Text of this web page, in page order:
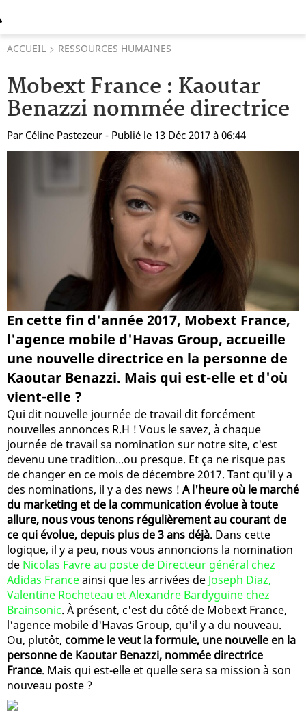
ACCUEIL RESSOURCES HUMAINES
Mobext France : Kaoutar
Benazzi nommée directrice
Par Céline Pastezeur - Publié le 13 Déc 2017 à 06:44
En cette fin d'année 2017, Mobext France,
l'agence mobile d'Havas Group, accueille
une nouvelle directrice en la personne de
Kaoutar Benazzi. Mais qui est-elle et d'où
vient-elle ?
Qui dit nouvelle journée de travail dit forcément
nouvelles annonces R.H ! Vous le savez, à chaque
journée de travail sa nomination sur notre site, c'est
devenu une tradition...ou presque. Et ça ne risque pas
de changer en ce mois de décembre 2017. Tant qu'il y a
des nominations, il y a des news ! A l'heure où le marché
du marketing et de la communication évolue à toute
allure, nous vous tenons régulièrement au courant de
ce qui évolue, depuis plus de 3 ans déjà. Dans cette
logique, il y a peu, nous vous annoncions la nomination
de Nicolas Favre au poste de Directeur général chez
Adidas Franceainsi que les arrivées de Joseph Diaz,
Valentine Rocheteau et Alexandre Bardyguine chez
Brainsonic. À présent, c'est du côté de Mobext France,
l'agence mobile d'Havas Group, qu'il y a du nouveau.
Ou, plutôt, comme le veut la formule, une nouvelle en la
personne de Kaoutar Benazzi, nommée directrice
France. Mais qui est-elle et quelle sera sa mission à son
nouveau poste ?